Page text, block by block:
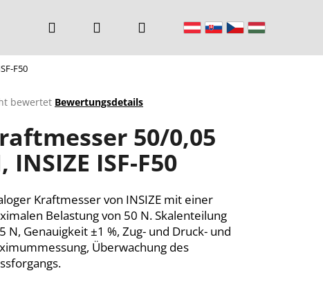
Suchen Warenkorb
F50
bewertet Bewertungsdetails
50/0,05
INSIZE ISF-F50
Kraftmesser von INSIZE mit einer
Belastung von 50 N. Skalenteilung
N, Genauigkeit ±1 %, Zug- und Druck- und
Überwachung des